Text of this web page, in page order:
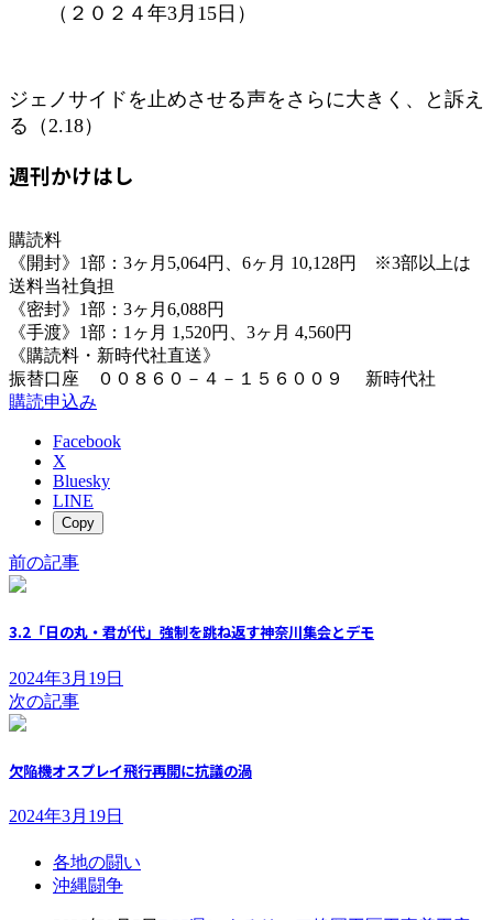
（２０２４年3月15日）
ジェノサイドを止めさせる声をさらに大きく、と訴え
る（2.18）
週刊かけはし
購読料
《開封》1部：3ヶ月5,064円、6ヶ月 10,128円 ※3部以上は
送料当社負担
《密封》1部：3ヶ月6,088円
《手渡》1部：1ヶ月 1,520円、3ヶ月 4,560円
《購読料・新時代社直送》
振替口座 ００８６０－４－１５６００９ 新時代社
購読申込み
Facebook
X
Bluesky
LINE
Copy
前の記事
3.2「日の丸・君が代」強制を跳ね返す神奈川集会とデモ
2024年3月19日
次の記事
欠陥機オスプレイ飛行再開に抗議の渦
2024年3月19日
各地の闘い
沖縄闘争